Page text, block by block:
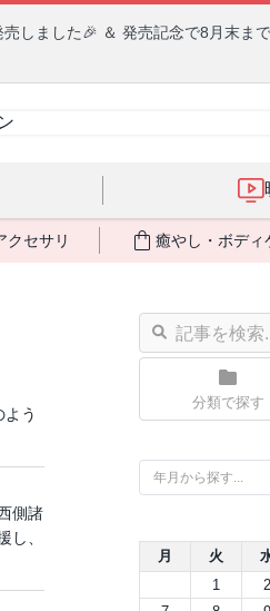
しました🎉 ＆ 発売記念で8月末ま
クセサリ 癒やし・ボディ
う
側諸
し、
分類で探す
月
火
1 2